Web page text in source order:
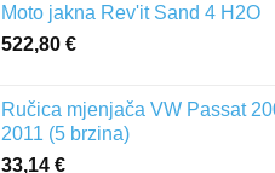
Moto jakna Rev'it Sand 4 H2O
522,80 €
Ručica mjenjača VW Passat
2011 (5 brzina)
33,14 €